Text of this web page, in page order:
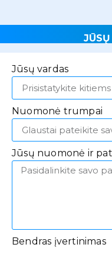
Jūsų vardas
Nuomonė trumpai
Jūsų nuomonė ir
Bendras įvertinimas